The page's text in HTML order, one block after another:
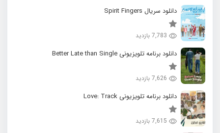
دانلود سریال Spirit Fingers
7,783 بازدید
دانلود برنامه تلویزیونی Better Late than Single
7,626 بازدید
دانلود برنامه تلویزیونی Love: Track
7,615 بازدید